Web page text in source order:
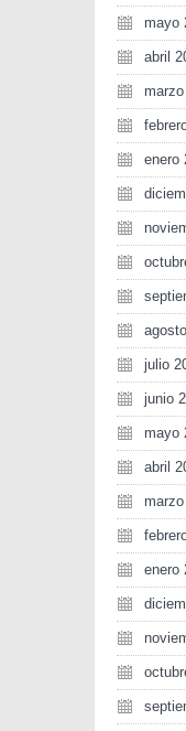
mayo
abril
enero
julio
junio
mayo
abril
enero